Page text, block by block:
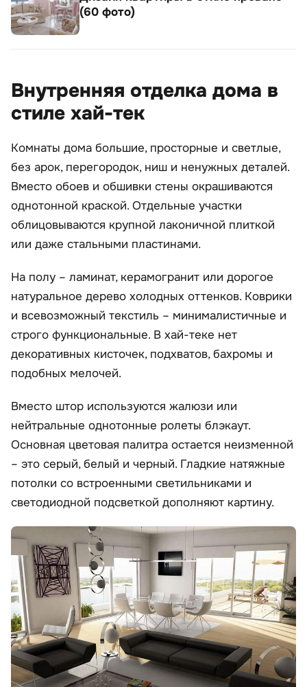
(60 фото)
Внутренняя отделка дома в
стиле хай-тек
Комнаты дома большие, просторные и светлые,
без арок, перегородок, ниш и ненужных деталей.
Вместо обоев и обшивки стены окрашиваются
однотонной краской. Отдельные участки
облицовываются крупной лаконичной плиткой
или даже стальными пластинами.
На полу – ламинат, керамогранит или дорогое
натуральное дерево холодных оттенков. Коврики
и всевозможный текстиль – минималистичные и
строго функциональные. В хай-теке нет
декоративных кисточек, подхватов, бахромы и
подобных мелочей.
Вместо штор используются жалюзи или
нейтральные однотонные ролеты блэкаут.
Основная цветовая палитра остается неизменной
– это серый, белый и черный. Гладкие натяжные
потолки со встроенными светильниками и
светодиодной подсветкой дополняют картину.